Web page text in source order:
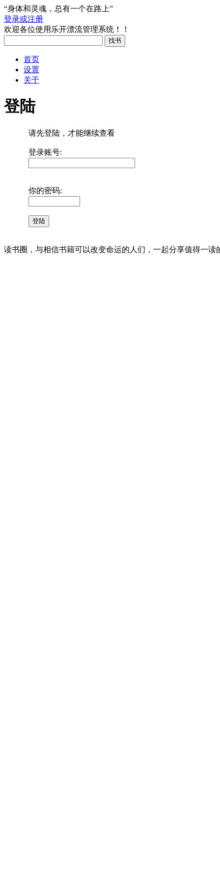
“身体和灵魂，总有一个在路上”
登录或注册
欢迎各位使用乐开漂流管理系统！！
首页
设置
关于
登陆
请先登陆，才能继续查看
登录账号:
你的密码:
读书圈，与相信书籍可以改变命运的人们，一起分享值得一读